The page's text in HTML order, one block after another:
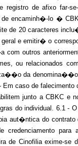
de afixo far-
encaminh�-lo �
de 20 caracteres
e emitir� o
outros
ou relacionados
da
caso de
junto a CBKC e
do individual. 6.1 -
aut�ntica do contrato
para
Cinofilia exime-se